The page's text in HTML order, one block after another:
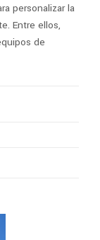
personalizar la
Entre ellos,
de